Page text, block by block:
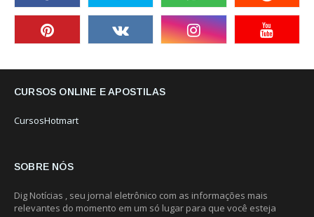
CURSOS ONLINE E APOSTILAS
CursosHotmart
SOBRE NÓS
Dig Notícias , seu jornal eletrônico com as informações mais
relevantes do momento em um só lugar para que você esteja